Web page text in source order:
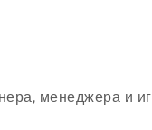
менеджера и